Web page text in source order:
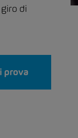
di
prova